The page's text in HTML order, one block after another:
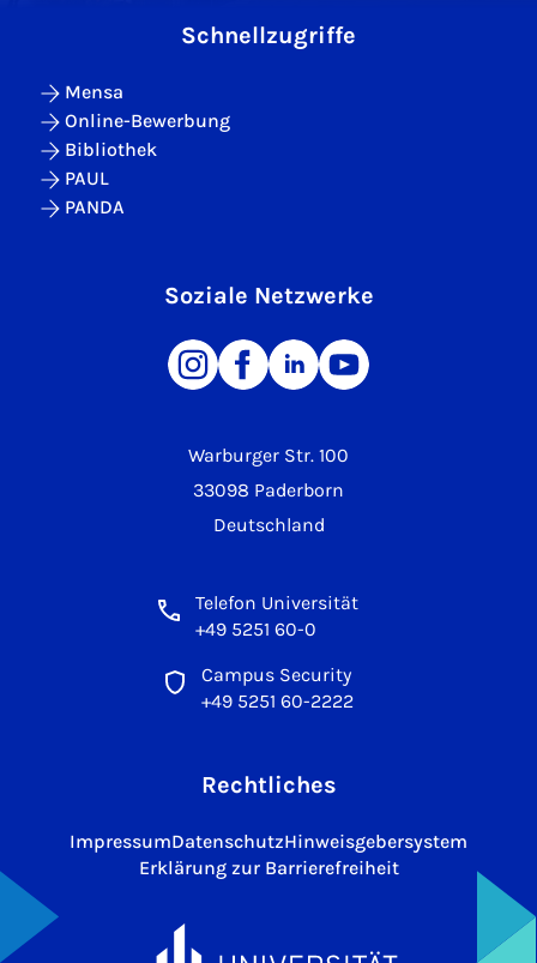
Warburger Str. 100
33098 Paderborn
Deutschland
Telefon Universität
+49 5251 60-0
Campus Security
+49 5251 60-2222
Schnellzugriffe
Mensa
Online-Bewerbung
Bibliothek
PAUL
PANDA
Soziale Netzwerke
Rechtliches
ImpressumDatenschutzHinweisgebersystem
Erklärung zur Barrierefreiheit